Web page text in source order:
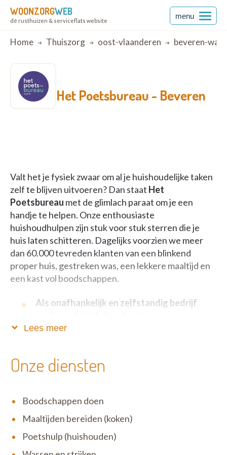
WOONZORGWEB
dé rusthuizen & serviceflats website
menu
Breadcrumb
Home Thuiszorg oost-vlaanderen beveren-waas
Het Poetsbureau - Beveren
Valt het je fysiek zwaar om al je huishoudelijke taken
zelf te blijven uitvoeren? Dan staat Het
Poetsbureau met de glimlach paraat om je een
handje te helpen. Onze enthousiaste
huishoudhulpen zijn stuk voor stuk sterren die je
huis laten schitteren. Dagelijks voorzien we meer
dan 60.000 tevreden klanten van een blinkend
proper huis, gestreken was, een lekkere maaltijd en
een kast vol boodschappen.
Als onafhankelijk en zelfstandig bedrijf
dienstencheques.
verloopt alles volkomen legaal. Het motto van Het
eerlijkheid en respect uiterst belangrijk zijn. Wij zijn
erg menselijk en tegelijk zeer correct in ons doen en
medewerkers.
Lees meer
Onze diensten
Boodschappen doen
Maaltijden bereiden (koken)
Poetshulp (huishouden)